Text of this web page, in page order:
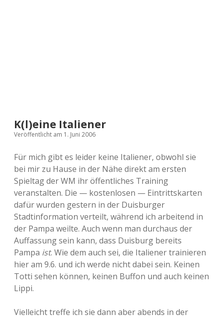
K(l)eine Italiener
Veröffentlicht am 1. Juni 2006
Für mich gibt es leider keine Italiener, obwohl sie
bei mir zu Hause in der Nähe direkt am ersten
Spieltag der WM ihr öffentliches Training
veranstalten. Die — kostenlosen — Eintrittskarten
dafür wurden gestern in der Duisburger
Stadtinformation verteilt, während ich arbeitend in
der Pampa weilte. Auch wenn man durchaus der
Auffassung sein kann, dass Duisburg bereits
Pampa ist. Wie dem auch sei, die Italiener trainieren
hier am 9.6. und ich werde nicht dabei sein. Keinen
Totti sehen können, keinen Buffon und auch keinen
Lippi.
Vielleicht treffe ich sie dann aber abends in der